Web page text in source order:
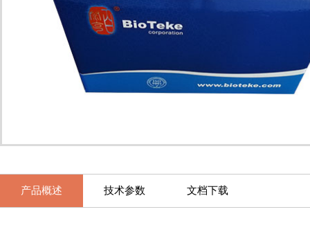
产品概述 技术参数 文档下载